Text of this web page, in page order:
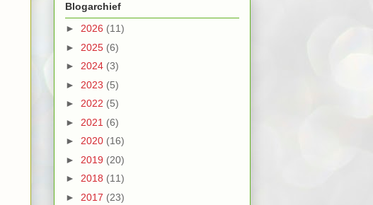
Blogarchief
► 2026 (11)
► 2025 (6)
► 2024 (3)
► 2023 (5)
► 2022 (5)
► 2021 (6)
► 2020 (16)
► 2019 (20)
► 2018 (11)
► 2017 (23)